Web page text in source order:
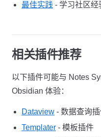
最佳实践 - 学习社区经
相关插件推荐
以下插件可能与 Notes
Obsidian 体验：
Dataview - 数据查询
Templater - 模板插件